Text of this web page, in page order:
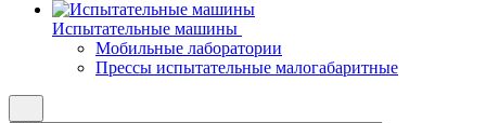
Испытательные машины
Мобильные лаборатории
Прессы испытательные малогабаритные